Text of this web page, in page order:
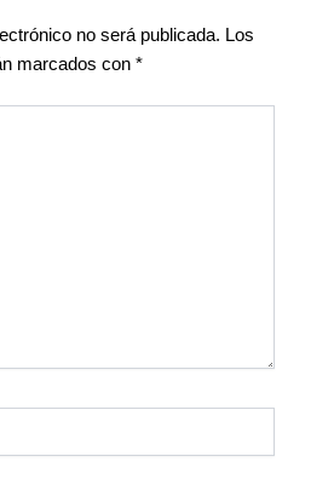
no será publicada. Los
marcados con *